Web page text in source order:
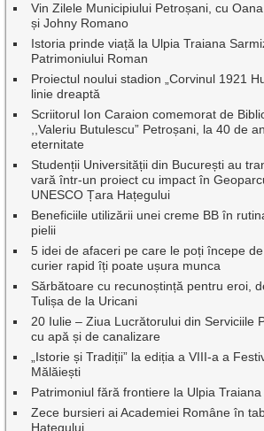
Vin Zilele Municipiului Petroșani, cu
și Johny Romano
Istoria prinde viață la Ulpia Traiana
Patrimoniului Roman
Proiectul noului stadion „Corvinul 1921
linie dreaptă
Scriitorul Ion Caraion comemorat de
,,Valeriu Butulescu” Petroșani, la 40 de
eternitate
Studenții Universității din București au
vară într-un proiect cu impact în
UNESCO Țara Hațegului
Beneficiile utilizării unei creme BB în
pielii
5 idei de afaceri pe care le poți începe
curier rapid îți poate ușura munca
Sărbătoare cu recunoștință pentru eroi,
Tulișa de la Uricani
20 Iulie – Ziua Lucrătorului din Serviciile
cu apă și de canalizare
„Istorie și Tradiții” la ediția a VIII-a a
Mălăiești
Patrimoniul fără frontiere la Ulpia
Zece bursieri ai Academiei Române în
Hațegului